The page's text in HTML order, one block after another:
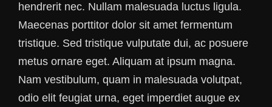
hendrerit nec. Nullam malesuada luctus ligula.
Maecenas porttitor dolor sit amet fermentum
tristique. Sed tristique vulputate dui, ac posuere
metus ornare eget. Aliquam at ipsum magna.
Nam vestibulum, quam in malesuada volutpat,
odio elit feugiat urna, eget imperdiet augue ex